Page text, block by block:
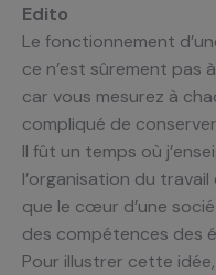
Edito
Le fonctionnement
ce n’est sûrement pas
car vous mesurez à
compliqué de
Il fût un temps où
l’organisation du
que le cœur d’une
des compétences des
Pour illustrer cette